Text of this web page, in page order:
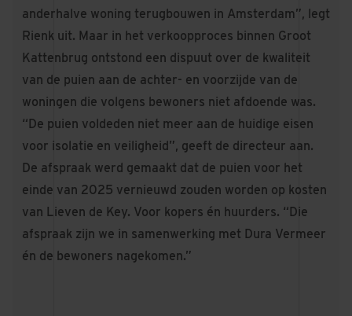
anderhalve woning terugbouwen in Amsterdam”, legt
Rienk uit. Maar in het verkoopproces binnen Groot
Kattenbrug ontstond een dispuut over de kwaliteit
van de puien aan de achter- en voorzijde van de
woningen die volgens bewoners niet afdoende was.
“De puien voldeden niet meer aan de huidige eisen
voor isolatie en veiligheid”, geeft de directeur aan.
De afspraak werd gemaakt dat de puien voor het
einde van 2025 vernieuwd zouden worden op kosten
van Lieven de Key. Voor kopers én huurders. “Die
afspraak zijn we in samenwerking met Dura Vermeer
én de bewoners nagekomen.”